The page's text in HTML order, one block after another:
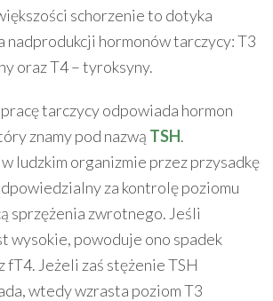
schorzenie to dotyka
nadprodukcji hormonów tarczycy: T3
oraz T4 – tyroksyny.
tarczycy odpowiada hormon
znamy pod nazwą TSH.
ludzkim organizmie przez przysadkę
za kontrolę poziomu
sprzężenia zwrotnego. Jeśli
wysokie, powoduje ono spadek
fT4. Jeżeli zaś stężenie TSH
wtedy wzrasta poziom T3